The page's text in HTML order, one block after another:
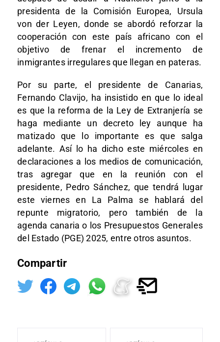
presidenta de la Comisión Europea, Ursula
von der Leyen, donde se abordó reforzar la
cooperación con este país africano con el
objetivo de frenar el incremento de
inmigrantes irregulares que llegan en pateras.
Por su parte, el presidente de Canarias,
Fernando Clavijo, ha insistido en que lo ideal
es que la reforma de la Ley de Extranjería se
haga mediante un decreto ley aunque ha
matizado que lo importante es que salga
adelante. Así lo ha dicho este miércoles en
declaraciones a los medios de comunicación,
tras agregar que en la reunión con el
presidente, Pedro Sánchez, que tendrá lugar
este viernes en La Palma se hablará del
repunte migratorio, pero también de la
agenda canaria o los Presupuestos Generales
del Estado (PGE) 2025, entre otros asuntos.
Compartir